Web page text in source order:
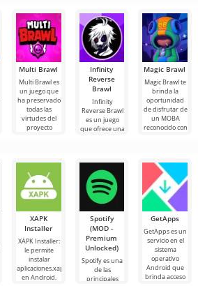
Multi Brawl
Multi Brawl es
un juego que
ha preservado
todas las
virtudes del
proyecto
Infinity
Reverse
Brawl
Infinity
Reverse Brawl
es un juego
que ofrece una
nuevos
Magic Brawl
Magic Brawl te
brinda la
oportunidad
de disfrutar de
un MOBA
reconocido con
XAPK
Installer
XAPK Installer:
le permite
instalar
aplicaciones.xapk
en Android.
Spotify
(MOD -
Premium
Unlocked)
Spotify es una
de las
principales
GetApps
GetApps es un
servicio en el
sistema
operativo
Android que
brinda acceso